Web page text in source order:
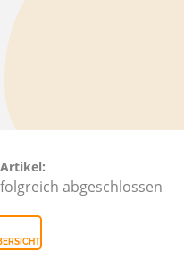
abgeschlossen